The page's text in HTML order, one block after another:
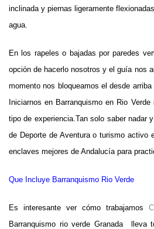
inclinada y piernas ligeramente
agua.
En los rapeles o bajadas por paredes
opción de hacerlo nosotros y el guía nos
momento nos bloqueamos el desde
Iniciarnos en Barranquismo en Rio
tipo de experiencia.Tan solo saber nadar
de Deporte de Aventura o turismo activo
enclaves mejores de Andalucía para
Que Incluye Barranquismo Rio Verde
Es interesante ver cómo trabajamos
Barranquismo rio verde Granada
lleva